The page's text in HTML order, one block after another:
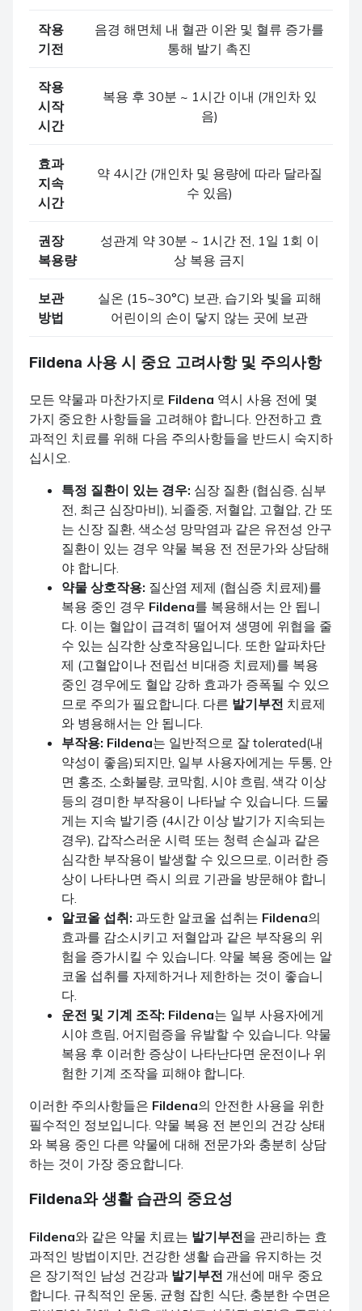
작용
기전
음경 해면체 내 혈관 이완 및 혈류 증가를
통해 발기 촉진
작용
시작
시간
복용 후 30분 ~ 1시간 이내 (개인차 있
음)
효과
지속
시간
약 4시간 (개인차 및 용량에 따라 달라질
수 있음)
권장
복용량
성관계 약 30분 ~ 1시간 전, 1일 1회 이
상 복용 금지
보관
방법
실온 (15~30°C) 보관, 습기와 빛을 피해
어린이의 손이 닿지 않는 곳에 보관
Fildena 사용 시 중요 고려사항 및 주의사항
모든 약물과 마찬가지로 Fildena 역시 사용 전에 몇
가지 중요한 사항들을 고려해야 합니다. 안전하고 효
과적인 치료를 위해 다음 주의사항들을 반드시 숙지하
십시오.
특정 질환이 있는 경우: 심장 질환 (협심증, 심부
전, 최근 심장마비), 뇌졸중, 저혈압, 고혈압, 간 또
는 신장 질환, 색소성 망막염과 같은 유전성 안구
질환이 있는 경우 약물 복용 전 전문가와 상담해
야 합니다.
약물 상호작용: 질산염 제제 (협심증 치료제)를
복용 중인 경우 Fildena를 복용해서는 안 됩니
다. 이는 혈압이 급격히 떨어져 생명에 위협을 줄
수 있는 심각한 상호작용입니다. 또한 알파차단
제 (고혈압이나 전립선 비대증 치료제)를 복용
중인 경우에도 혈압 강하 효과가 증폭될 수 있으
므로 주의가 필요합니다. 다른 발기부전 치료제
와 병용해서는 안 됩니다.
부작용: Fildena는 일반적으로 잘 tolerated(내
약성이 좋음)되지만, 일부 사용자에게는 두통, 안
면 홍조, 소화불량, 코막힘, 시야 흐림, 색각 이상
등의 경미한 부작용이 나타날 수 있습니다. 드물
게는 지속 발기증 (4시간 이상 발기가 지속되는
경우), 갑작스러운 시력 또는 청력 손실과 같은
심각한 부작용이 발생할 수 있으므로, 이러한 증
상이 나타나면 즉시 의료 기관을 방문해야 합니
다.
알코올 섭취: 과도한 알코올 섭취는 Fildena의
효과를 감소시키고 저혈압과 같은 부작용의 위
험을 증가시킬 수 있습니다. 약물 복용 중에는 알
코올 섭취를 자제하거나 제한하는 것이 좋습니
다.
운전 및 기계 조작: Fildena는 일부 사용자에게
시야 흐림, 어지럼증을 유발할 수 있습니다. 약물
복용 후 이러한 증상이 나타난다면 운전이나 위
험한 기계 조작을 피해야 합니다.
이러한 주의사항들은 Fildena의 안전한 사용을 위한
필수적인 정보입니다. 약물 복용 전 본인의 건강 상태
와 복용 중인 다른 약물에 대해 전문가와 충분히 상담
하는 것이 가장 중요합니다.
Fildena와 생활 습관의 중요성
Fildena와 같은 약물 치료는 발기부전을 관리하는 효
과적인 방법이지만, 건강한 생활 습관을 유지하는 것
은 장기적인 남성 건강과 발기부전 개선에 매우 중요
합니다. 규칙적인 운동, 균형 잡힌 식단, 충분한 수면은